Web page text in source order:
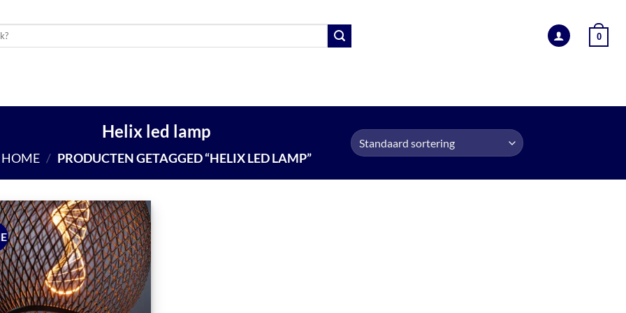
0
Helix led lamp
HOME / PRODUCTEN GETAGGED “HELIX LED LAMP”